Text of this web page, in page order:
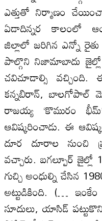
ఎత్తుతో నిర్మాణం
ఏడాదిన్నర కాలంలో
జిల్లాలో జరిగిన ఎన్నో
పాల్గొని నిజామాబాదు జైల్లో
చవిచూడాల్సి వచ్చింది.
కన్నబిరాన్‌, బాలగోపాల్‌
రాజయ్య ‘కొమురం
ఆవిష్కరించాడు. ఈ
దూర దూరాల నుంచి
వచ్చారు. బగల్పూర్‌ జైల్లో
గుచ్చి అంధుల్ని చేసిన
అట్టుడికింది. (…
సూదులు, యాసిడ్‌